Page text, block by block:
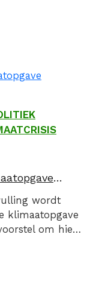
wordt
klimaatopgave
om hier
stuurden
Farmers